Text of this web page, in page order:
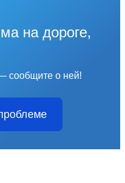
на дороге,
сообщите о ней!